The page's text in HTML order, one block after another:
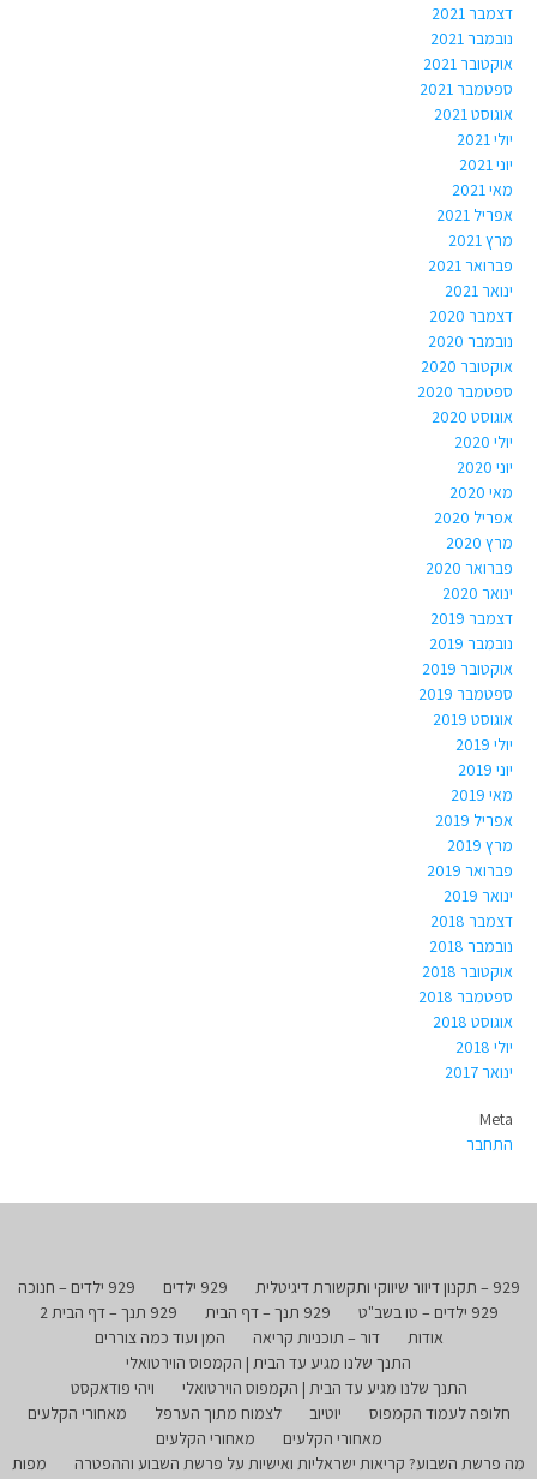
דצמבר 2021
נובמבר 2021
אוקטובר 2021
ספטמבר 2021
אוגוסט 2021
יולי 2021
יוני 2021
מאי 2021
אפריל 2021
מרץ 2021
פברואר 2021
ינואר 2021
דצמבר 2020
נובמבר 2020
אוקטובר 2020
ספטמבר 2020
אוגוסט 2020
יולי 2020
יוני 2020
מאי 2020
אפריל 2020
מרץ 2020
פברואר 2020
ינואר 2020
דצמבר 2019
נובמבר 2019
אוקטובר 2019
ספטמבר 2019
אוגוסט 2019
יולי 2019
יוני 2019
מאי 2019
אפריל 2019
מרץ 2019
פברואר 2019
ינואר 2019
דצמבר 2018
נובמבר 2018
אוקטובר 2018
ספטמבר 2018
אוגוסט 2018
יולי 2018
ינואר 2017
Meta
התחבר
929 – תקנון דיוור שיווקי ותקשורת דיגיטלית 929 ילדים
929 ילדים – חנוכה
929 ילדים – טו בשב"ט
929 תנך – דף הבית
929 תנך – דף הבית 2
אודות
דור – תוכניות קריאה
המן ועוד כמה צוררים
התנך שלנו מגיע עד הבית | הקמפוס הוירטואלי
התנך שלנו מגיע עד הבית | הקמפוס הוירטואלי
ויהי פודאקסט
חלופה לעמוד הקמפוס
יוטיוב לצמוח מתוך הערפל
מאחורי הקלעים
מאחורי הקלעים
מאחורי הקלעים
מה פרשת השבוע? קריאות ישראליות ואישיות על פרשת השבוע וההפטרה
מפות